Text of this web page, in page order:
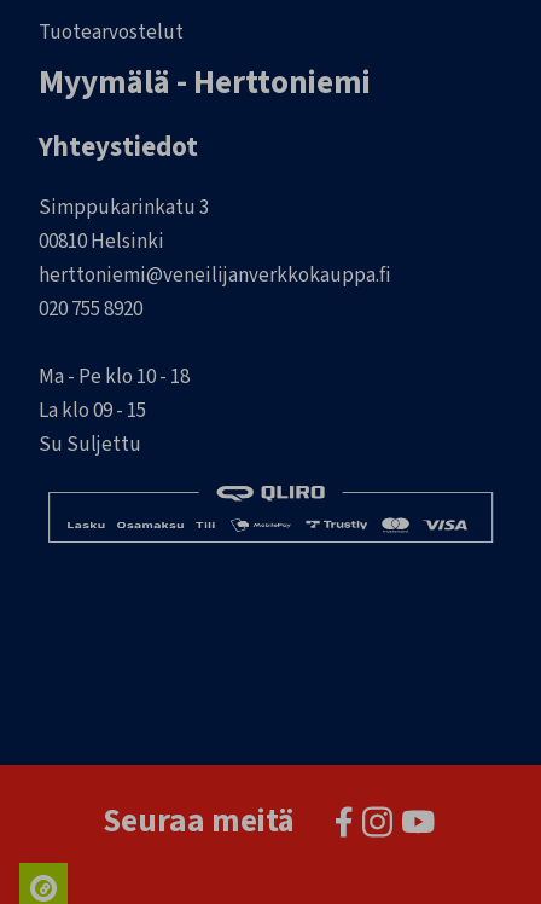
Tuotearvostelut
Myymälä - Herttoniemi
Yhteystiedot
Simppukarinkatu 3
00810 Helsinki
herttoniemi@veneilijanverkkokauppa.fi
020 755 8920
Ma - Pe klo 10 - 18
La klo 09 - 15
Su Suljettu
Seuraa meitä